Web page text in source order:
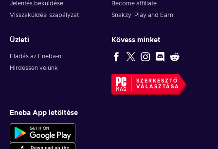
Jelentés beküldése
Visszaküldési szabályzat
Become affiliate
Snakzy: Play and Earn
Üzleti
Eladás az Eneba-n
Hirdessen velünk
Kövess minket
SZERKESZTŐ
VÁLASZTÁSA
Eneba App letöltése